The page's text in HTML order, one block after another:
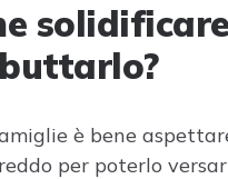
è bene
per poterlo